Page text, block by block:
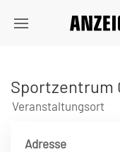
Sportzentrum
Veranstaltungsort
Adresse